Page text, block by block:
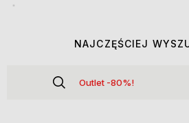
NAJCZĘŚCIEJ
Outlet -80%!